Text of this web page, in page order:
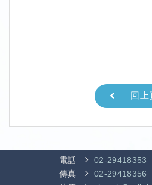
回上
電話
02-29418353
傳真
02-29418356